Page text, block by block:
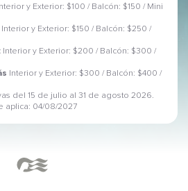
y Exterior: $100 / Balcón: $150 / Mini
Interior y Exterior: $150 / Balcón: $250 /
Interior y Exterior: $200 / Balcón: $300 /
Interior y Exterior: $300 / Balcón: $400 /
del 15 de julio al 31 de agosto 2026.
aplica: 04/08/2027